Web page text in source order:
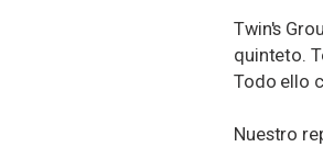
Twin's
quinteto.
Todo ello
Nuestro